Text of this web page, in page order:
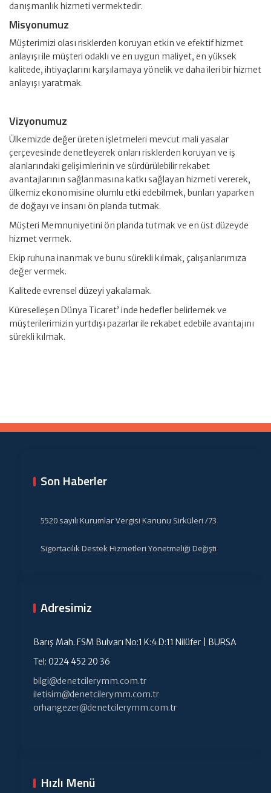
danışmanlık hizmeti vermektedir.
Misyonumuz
Müşterimizi olası risklerden koruyan etkin ve efektif hizmet
anlayışı ile müşteri odaklı ve en uygun maliyet, en yüksek
kalitede, ihtiyaçlarını karşılamaya yönelik ve daha ileri bir hizmet
anlayışı yaratmak.
Vizyonumuz
Ülkemizde değer üreten işletmeleri mevcut mali yasalar
çerçevesinde denetleyerek onları risklerden koruyan ve iş
alanlarındaki gelişimlerinin ve sürdürülebilir rekabet
avantajlarının sağlanmasına katkı sağlayan hizmeti vererek,
ülkemiz ekonomisine olumlu etki edebilmek, bunları yaparken
de doğayı ve insanı ön planda tutmak.
Müşteri Memnuniyetini ön planda tutmak ve en üst düzeyde
hizmet vermek.
Ekip ruhuna inanmak ve bunu sürekli kılmak, çalışanlarımıza
değer vermek.
Kalitede evrensel düzeyi yakalamak.
Küreselleşen Dünya Ticaret’ inde hedefler belirlemek ve
müşterilerimizin yurtdışı pazarlar ile rekabet edebile avantajını
sürekli kılmak.
Son Haberler
5520 sayılı Kurumlar Vergisi Kanunu Sirküleri /73
Sigortacılık Destek Hizmetleri Yönetmeliği Değişti
Adresimiz
Barış Mah. FSM Bulvarı No:1 K:4 D:11 Nilüfer | BURSA
Tel: 0224 452 20 36
bilgi@denetcilerymm.com.tr
iletisim@denetcilerymm.com.tr
orhangezer@denetcilerymm.com.tr
Hızlı Menü